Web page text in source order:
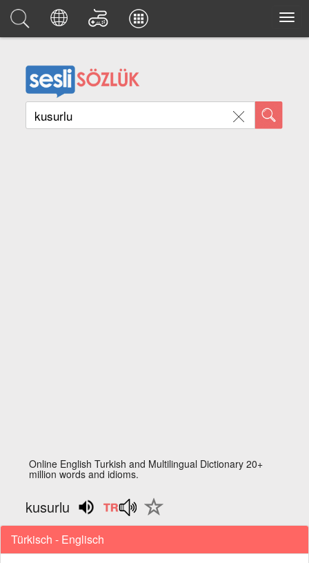
Online English Turkish and Multilingual Dictionary 20+
million words and idioms.
kusurlu
Türkisch - Englisch